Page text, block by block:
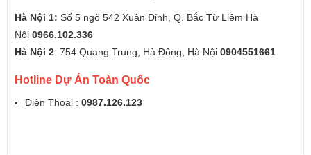
Hà Nội 1: Số 5 ngõ 542 Xuân Đỉnh, Q. Bắc Từ Liêm Hà
Nội 0966.102.336
Hà Nội 2: 754 Quang Trung, Hà Đông, Hà Nội 0904551661
Hotline Dự Án Toàn Quốc
Điện Thoại : 0987.126.123